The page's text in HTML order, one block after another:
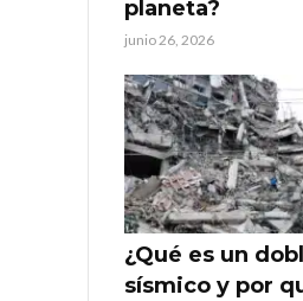
planeta?
junio 26, 2026
¿Qué es un
sísmico y por